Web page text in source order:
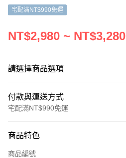
宅配滿NT$990免運
NT$2,980 ~ NT$3,280
請選擇商品選項
付款與運送方式
宅配滿NT$990免運
信用卡一次付款
商品特色
商品編號